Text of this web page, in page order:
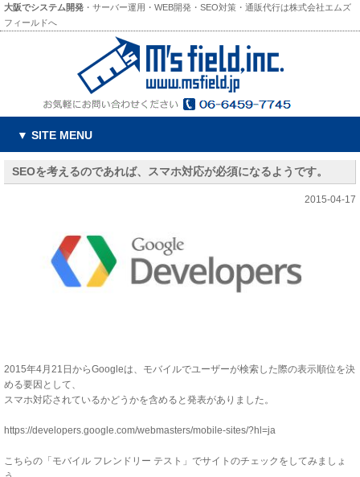
大阪でシステム開発 ・サーバー運用・WEB開発・SEO対策・通販代行は株式会社エムズ
フィールドへ
▼ SITE MENU
SEOを考えるのであれば、スマホ対応が必須になるようです。
2015-04-17
2015年4月21日からGoogleは、モバイルでユーザーが検索した際の表示順位を決
める要因として、
スマホ対応されているかどうかを含めると発表がありました。
https://developers.google.com/webmasters/mobile-sites/?hl=ja
こちらの「モバイル フレンドリー テスト」でサイトのチェックをしてみましょ